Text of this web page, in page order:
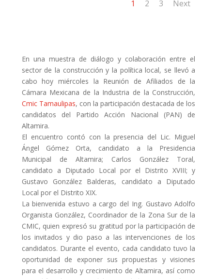
1 2 3 Next
En una muestra de diálogo y colaboración entre el
sector de la construcción y la política local, se llevó a
cabo hoy miércoles la Reunión de Afiliados de la
Cámara Mexicana de la Industria de la Construcción,
Cmic Tamaulipas, con la participación destacada de los
candidatos del Partido Acción Nacional (PAN) de
Altamira.
El encuentro contó con la presencia del Lic. Miguel
Ángel Gómez Orta, candidato a la Presidencia
Municipal de Altamira; Carlos González Toral,
candidato a Diputado Local por el Distrito XVIII; y
Gustavo González Balderas, candidato a Diputado
Local por el Distrito XIX.
La bienvenida estuvo a cargo del Ing. Gustavo Adolfo
Organista González, Coordinador de la Zona Sur de la
CMIC, quien expresó su gratitud por la participación de
los invitados y dio paso a las intervenciones de los
candidatos. Durante el evento, cada candidato tuvo la
oportunidad de exponer sus propuestas y visiones
para el desarrollo y crecimiento de Altamira, así como